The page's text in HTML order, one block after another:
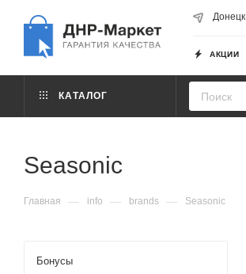
Донецк
АКЦИИ
КАТАЛОГ
Seasonic
Главная — info — brands — Seasonic
Бонусы